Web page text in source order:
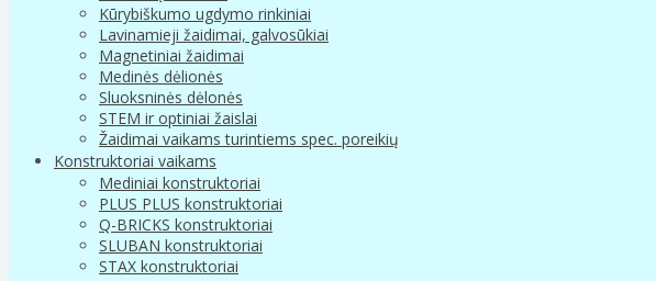
Kūrybiškumo ugdymo rinkiniai
Lavinamieji žaidimai, galvosūkiai
Magnetiniai žaidimai
Medinės dėlionės
Sluoksninės dėlonės
STEM ir optiniai žaislai
Žaidimai vaikams turintiems spec. poreikių
Konstruktoriai vaikams
Mediniai konstruktoriai
PLUS PLUS konstruktoriai
Q-BRICKS konstruktoriai
SLUBAN konstruktoriai
STAX konstruktoriai